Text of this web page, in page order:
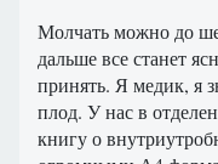
Молчать можно до
дальше все станет
принять. Я медик, я
плод. У нас в
книгу о